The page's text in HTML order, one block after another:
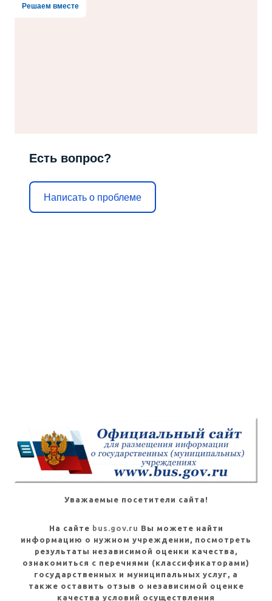
Решаем вместе
Есть вопрос?
Написать о проблеме
Уважаемые посетители сайта!
На сайте bus.gov.ru Вы можете найти
информацию о нужном учреждении, посмотреть
результаты независимой оценки качества,
ознакомиться с перечнями (классификаторами)
государственных и муниципальных услуг, а
также оставить отзыв о независимой оценке
качества условий осуществления